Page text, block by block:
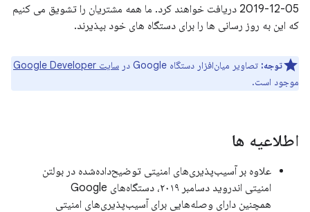
05-12-2019 دریافت خواهند کرد. ما همه مشتریان را تشویق می کنیم
که این به روز رسانی ها را برای دستگاه های خود بپذیرند.
توجه: تصاویر میان‌افزار دستگاه Google در
سایت Google Developer
موجود است.
اطلاعیه ها
علاوه بر آسیب‌پذیری‌های امنیتی توضیح‌داده‌شده در بولتن
امنیتی اندروید دسامبر ۲۰۱۹، دستگاه‌های Google
همچنین دارای وصله‌هایی برای آسیب‌پذیری‌های امنیتی